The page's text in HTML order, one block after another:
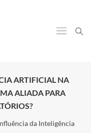
ARTIFICIAL NA
ALIADA PARA
da Inteligência